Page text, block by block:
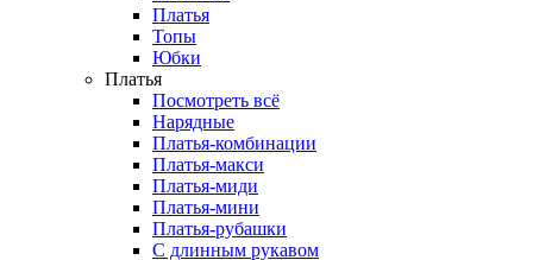
Платья
Топы
Юбки
Платья
Посмотреть всё
Нарядные
Платья-комбинации
Платья-макси
Платья-миди
Платья-мини
Платья-рубашки
С длинным рукавом